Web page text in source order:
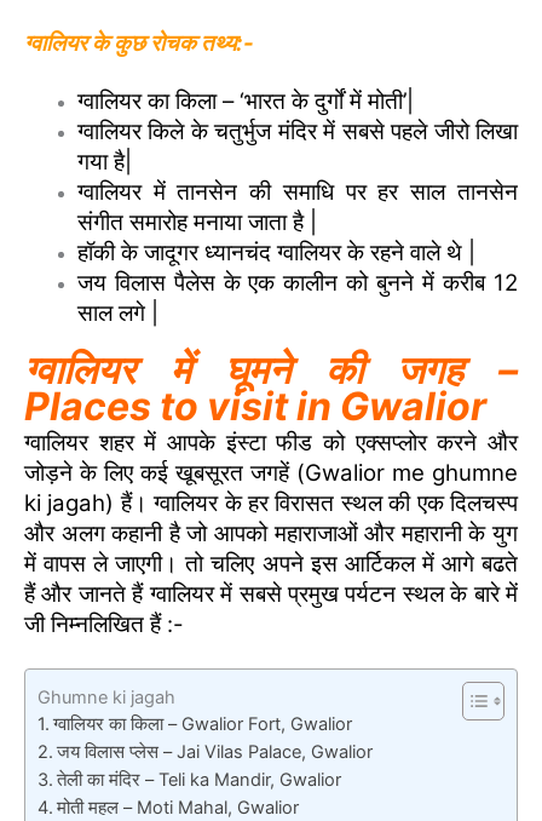
ग्वालियर के कुछ रोचक तथ्य:-
ग्वालियर का किला – ‘भारत के दुर्गों में मोती’|
ग्वालियर किले के चतुर्भुज मंदिर में सबसे पहले जीरो लिखा
गया है|
ग्वालियर में तानसेन की समाधि पर हर साल तानसेन
संगीत समारोह मनाया जाता है |
हॉकी के जादूगर ध्यानचंद ग्वालियर के रहने वाले थे |
जय विलास पैलेस के एक कालीन को बुनने में करीब 12
साल लगे |
ग्वालियर में घूमने की जगह –
Places to visit in Gwalior
ग्वालियर शहर में आपके इंस्टा फीड को एक्सप्लोर करने और
जोड़ने के लिए कई खूबसूरत जगहें (Gwalior me ghumne
ki jagah) हैं। ग्वालियर के हर विरासत स्थल की एक दिलचस्प
और अलग कहानी है जो आपको महाराजाओं और महारानी के युग
में वापस ले जाएगी। तो चलिए अपने इस आर्टिकल में आगे बढते
हैं और जानते हैं ग्वालियर में सबसे प्रमुख पर्यटन स्थल के बारे में
जी निम्नलिखित हैं :-
Ghumne ki jagah
ग्वालियर का किला – Gwalior Fort, Gwalior
जय विलास प्लेस – Jai Vilas Palace, Gwalior
तेली का मंदिर – Teli ka Mandir, Gwalior
मोती महल – Moti Mahal, Gwalior